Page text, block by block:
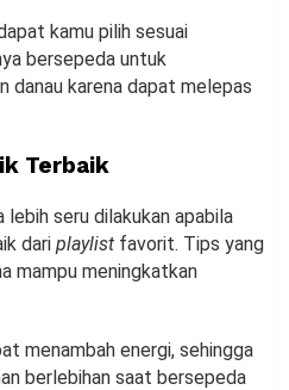
kamu pilih sesuai
bersepeda untuk
danau karena dapat melepas
Terbaik
seru dilakukan apabila
dari playlist favorit. Tips yang
mampu meningkatkan
menambah energi, sehingga
berlebihan saat bersepeda